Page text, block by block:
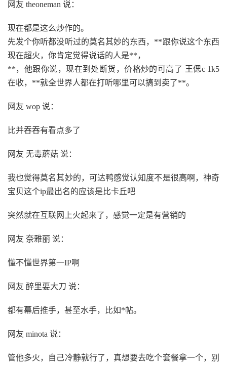
网友 theoneman 说：
现在都是这么炒作的。
先发个你听都没听过的莫名其妙的东西，**跟你说这个东西
现在超火，你肯定觉得说话的人是**，
**，他跟你说，现在到处断货，价格炒的可高了 王偲c 1k5
在收，**就全世界人都在打听哪里可以搞到卖了**。
网友 wop 说：
比并吞吞有看点多了
网友 无毒蘑菇 说：
我也觉得莫名其妙的，可达鸭感觉认知度不是很高啊，神奇
宝贝这个ip最出名的应该是比卡丘吧
突然就在互联网上火起来了，感觉一定是有营销的
网友 奈雅丽 说：
懂不懂世界第一IP啊
网友 醉里耍大刀 说：
都有幕后推手，甚至水手，比如*帖。
网友 minota 说：
管他多火，自己冷静就行了，真想要去吃个套餐拿一个，别